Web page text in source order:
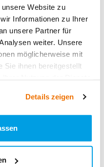
Website zu
Informationen zu Ihrer
unsere Partner für
weiter. Unsere
möglicherweise mit
Sie ihnen bereitgestellt
Details zeigen